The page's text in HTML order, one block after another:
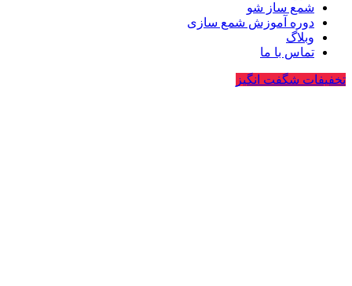
شمع ساز شو
دوره آموزش شمع سازی
وبلاگ
تماس با ما
تخفیفات شگفت انگیز